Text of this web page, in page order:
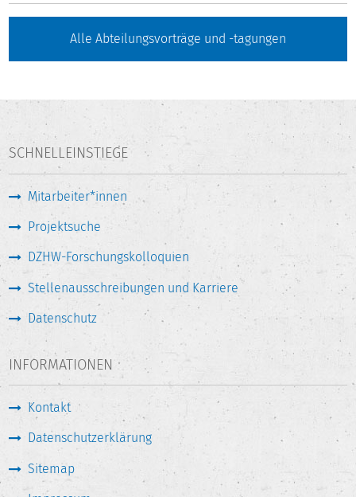
Alle Abteilungsvorträge und -tagungen
SCHNELLEINSTIEGE
Mitarbeiter*innen
Projektsuche
DZHW-Forschungskolloquien
Stellenausschreibungen und Karriere
Datenschutz
INFORMATIONEN
Kontakt
Datenschutzerklärung
Sitemap